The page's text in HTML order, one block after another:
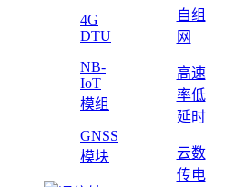
4G
DTU
NB-
IoT
模组
GNSS
模块
自组
网
高速
率低
延时
云数
传电